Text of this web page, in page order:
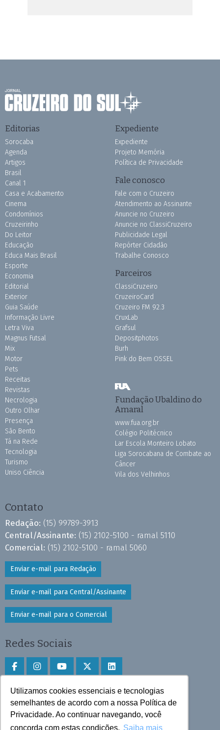
Utilizamos cookies essenciais e tecnologias
semelhantes de acordo com a nossa Política de
Privacidade. Ao continuar navegando, você
concorda com estas condições. Saiba mais
Editorias
Sorocaba
Agenda
Artigos
Brasil
Canal 1
Casa e Acabamento
Cinema
Condomínios
Cruzeirinho
Do Leitor
Educação
Educa Mais Brasil
Esporte
Economia
Editorial
Exterior
Guia Saúde
Informação Livre
Letra Viva
Magnus Futsal
Mix
Motor
Pets
Receitas
Revistas
Necrologia
Outro Olhar
Presença
São Bento
Tá na Rede
Tecnologia
Turismo
Uniso Ciência
Expediente
Expediente
Projeto Memória
Política de Privacidade
Fale conosco
Fale com o Cruzeiro
Atendimento ao Assinante
Anuncie no Cruzeiro
Anuncie no ClassiCruzeiro
Publicidade Legal
Repórter Cidadão
Trabalhe Conosco
Parceiros
ClassiCruzeiro
CruzeiroCard
Cruzeiro FM 92.3
CruxLab
Grafsul
Depositphotos
Burh
Pink do Bem OSSEL
Fundação Ubaldino do
Amaral
www.fua.org.br
Colégio Politécnico
Lar Escola Monteiro Lobato
Liga Sorocabana de Combate ao
Câncer
Vila dos Velhinhos
Contato
Redação: (15) 99789-3913
Central/Assinante: (15) 2102-5100 - ramal 5110
Comercial: (15) 2102-5100 - ramal 5060
Enviar e-mail para Redação
Enviar e-mail para Central/Assinante
Enviar e-mail para o Comercial
Redes Sociais
Faça download do aplicativo
Play Store e App Store